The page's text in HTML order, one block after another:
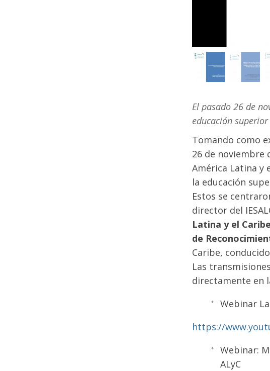
El pasado 26 de
educación
Tomando como
26 de noviembre
América Latina y
la educación
Estos se
director del
Latina y el
de
Caribe,
Las
directamente en
Webinar
https://
Webinar:
ALyC